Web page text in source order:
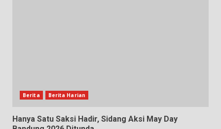
Berita Berita Harian
Hanya Satu Saksi Hadir, Sidang Aksi May Day